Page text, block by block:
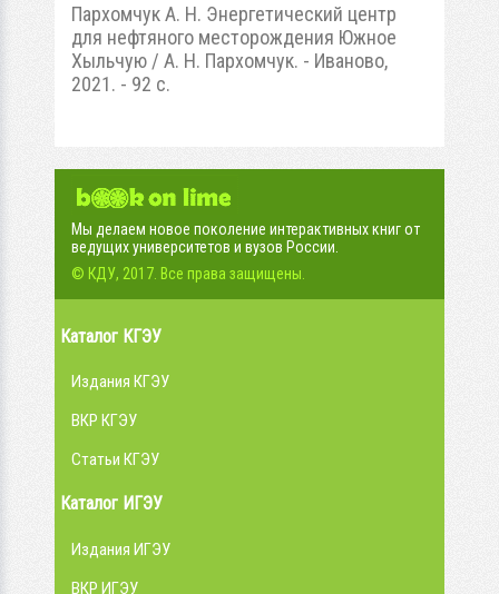
Пархомчук А. Н. Энергетический центр
для нефтяного месторождения Южное
Хыльчую / А. Н. Пархомчук. - Иваново,
2021. - 92 с.
Мы делаем новое поколение интерактивных книг от
ведущих университетов и вузов России.
© КДУ, 2017. Все права защищены.
Каталог КГЭУ
Издания КГЭУ
ВКР КГЭУ
Статьи КГЭУ
Каталог ИГЭУ
Издания ИГЭУ
ВКР ИГЭУ